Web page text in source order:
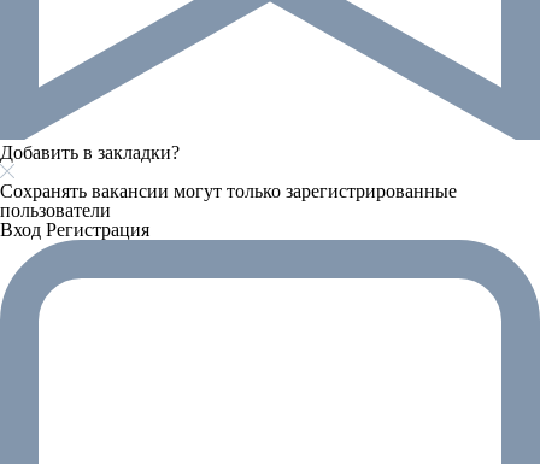
Добавить в закладки?
Сохранять вакансии могут только зарегистрированные
пользователи
Вход Регистрация